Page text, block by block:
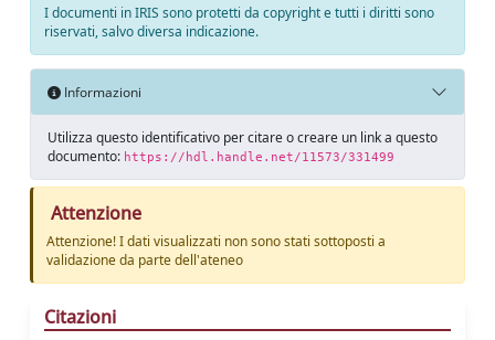
I documenti in IRIS sono protetti da copyright e tutti i diritti sono
riservati, salvo diversa indicazione.
Informazioni
Utilizza questo identificativo per citare o creare un link a questo
documento: https://hdl.handle.net/11573/331499
Attenzione
Attenzione! I dati visualizzati non sono stati sottoposti a
validazione da parte dell'ateneo
Citazioni